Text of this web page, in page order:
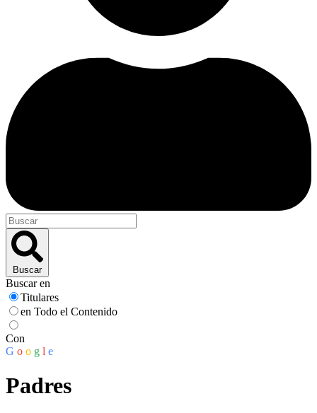
Buscar
Buscar en
Titulares
en Todo el Contenido
Con
G o o g l e
Padres